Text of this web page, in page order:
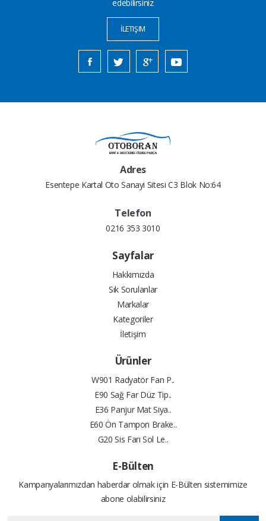
edebilirsiniz
İLETIŞIM
Adres
Esentepe Kartal Oto Sanayi Sitesi C3 Blok No:64
Telefon
0216 353 3010
Sayfalar
Hakkımızda
Sık Sorulanlar
Markalar
Kategoriler
İletişim
Ürünler
W901 Radyatör Fan P..
E90 Sağ Far Düz Tip..
E36 Panjur Mat Siya..
E60 Ön Tampon Brake..
G20 Sis Farı Sol Le..
E-Bülten
Kampanyalarımızdan haberdar olmak için E-Bülten sistemimize
abone olabilirsiniz